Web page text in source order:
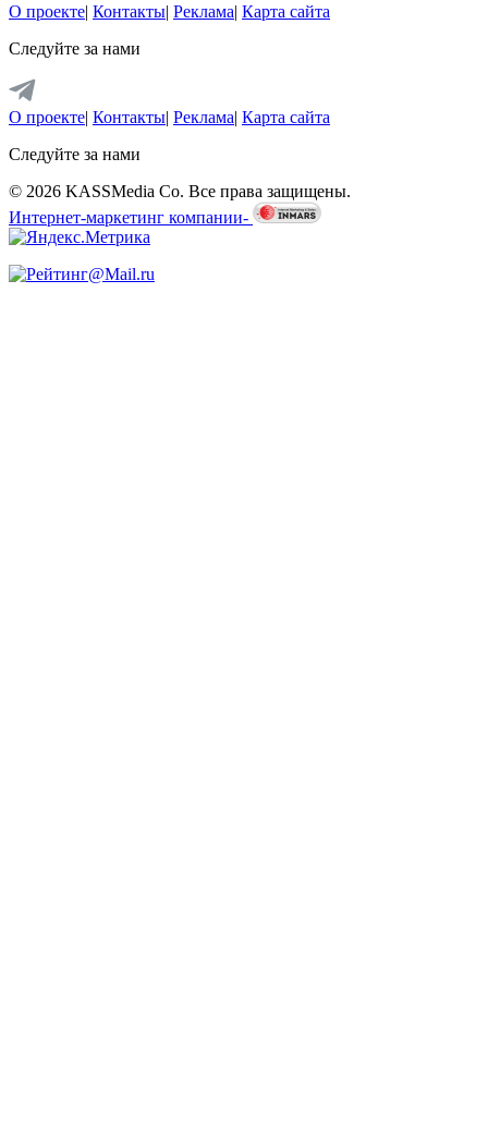
О проекте| Контакты| Реклама| Карта сайта
Следуйте за нами
О проекте| Контакты| Реклама| Карта сайта
Следуйте за нами
© 2026 KASSMedia Co. Все права защищены.
Интернет-маркетинг компании-